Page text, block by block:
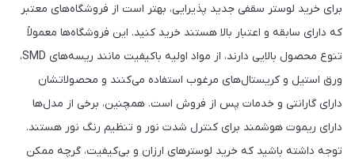
برای خرید لوستر سقفی جدید پذیرایی، بهتر است از فروشگاه‌های معتبر
که دارای سابقه و اعتبار بالا هستند خرید کنید. این فروشگاه‌ها معمولاً
تنوع محصول بالایی دارند، از مواد اولیه باکیفیت مانند ریسه‌های SMD،
ورق استیل و کریستال‌های مرغوب استفاده می‌کنند و محصولاتشان
دارای گارانتی و خدمات پس از فروش است. همچنین، برخی از مدل‌ها
دارای ریموت هوشمند برای کنترل شدت نور و تنظیم رنگ نور هستند.
توجه داشته باشید که خرید لوسترهای ارزان و بی‌کیفیت، گرچه ممکن